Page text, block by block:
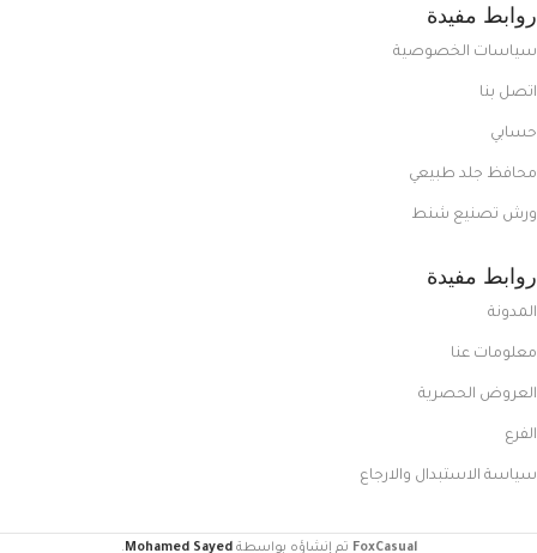
روابط مفيدة
سياسات الخصوصية
اتصل بنا
حسابي
محافظ جلد طبيعي
ورش تصنيع شنط
روابط مفيدة
المدونة
معلومات عنا
العروض الحصرية
الفرع
سياسة الاستبدال والارجاع
FoxCasual تم إنشاؤه بواسطةMohamed Sayed
.